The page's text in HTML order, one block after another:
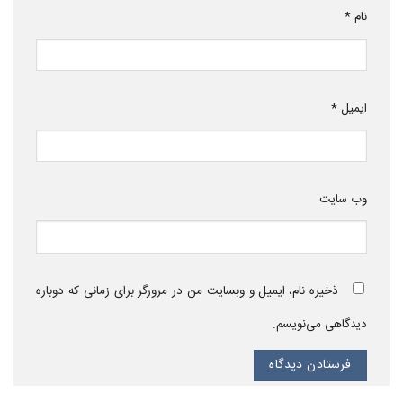
نام*
ایمیل*
وب‌ سایت
ذخیره نام، ایمیل و وبسایت من در مرورگر برای زمانی که دوباره
دیدگاهی می‌نویسم.